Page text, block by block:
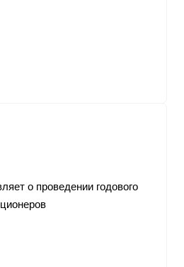
о проведении годового